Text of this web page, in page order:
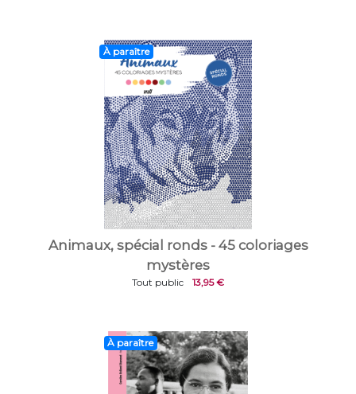
À paraître
Animaux, spécial ronds - 45 coloriages
mystères
Tout public 13,95 €
À paraître